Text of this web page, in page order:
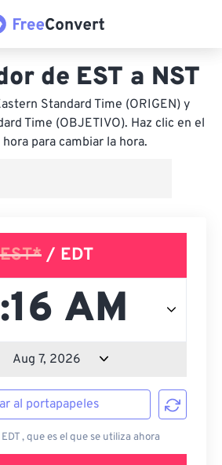
de EST a NST
Standard Time (ORIGEN) y
Time (OBJETIVO). Haz clic en el
para cambiar la hora.
EST*/ EDT
al portapapeles
, que es el que se utiliza ahora